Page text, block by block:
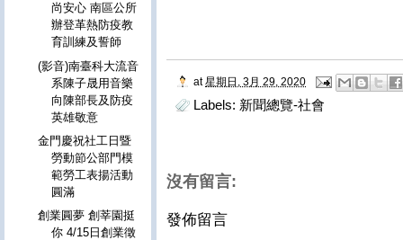
at 星期日, 3月 29, 2020
Labels: 新聞總覽-社會
沒有留言:
發佈留言
尚安心 南區公所
辦登革熱防疫教
育訓練及誓師
(影音)南臺科大流音
系陳子晟用音樂
向陳部長及防疫
英雄敬意
金門慶祝社工日暨
勞動節公部門模
範勞工表揚活動
圓滿
創業圓夢 創莘園挺
你 4/15日創業徵